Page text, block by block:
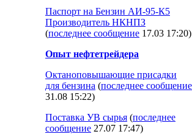
Паспорт на Бензин АИ-95-К5
Производитель НКНПЗ
(последнее сообщение 17.03 17:20)
Опыт нефтетрейдера
Октаноповышающие присадки
для бензина (последнее сообщение
31.08 15:22)
Поставка УВ сырья (последнее
сообщение 27.07 17:47)